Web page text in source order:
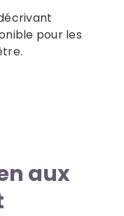
pour les
aux